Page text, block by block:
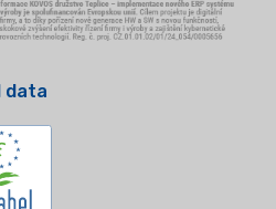
data